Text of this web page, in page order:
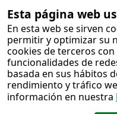
Esta página web
En esta web se sirven
permitir y optimizar su
cookies de terceros
funcionalidades de
basada en sus hábitos
rendimiento y tráfico
información en nuestra